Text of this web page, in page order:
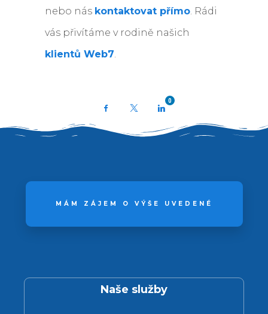
nebo nás kontaktovat přímo. Rádi
vás přivítáme v rodině našich
klientů Web7
Facebook
0
MÁM ZÁJEM O VÝŠE UVEDENÉ
Naše služby